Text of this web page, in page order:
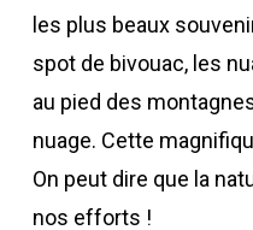
les plus beaux
spot de bivouac, les
au pied des
nuage. Cette
On peut dire que la
nos efforts !